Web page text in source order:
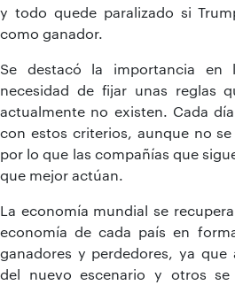
y todo quede paralizado si
como ganador.
Se destacó la importancia en
necesidad de fijar unas reglas
actualmente no existen. Cada
con estos criterios, aunque no se
por lo que las compañías que
que mejor actúan.
La economía mundial se
economía de cada país en
ganadores y perdedores, ya que
del nuevo escenario y otros se